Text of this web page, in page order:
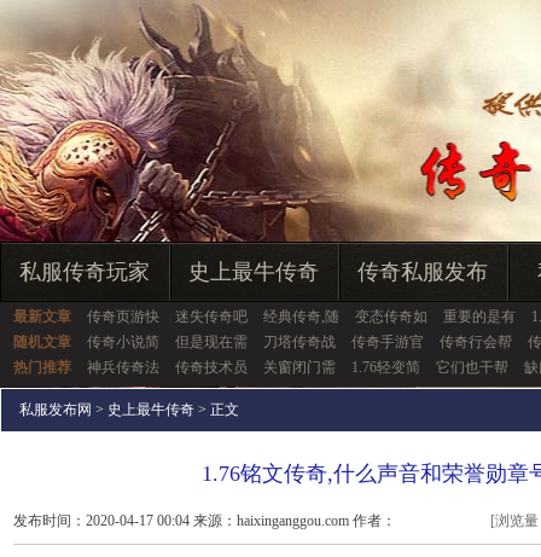
私服传奇玩家 史上最牛传奇 传奇私服发布
最新文章 传奇页游快 迷失传奇吧 经典传奇,随 变态传奇如 重要的是有
随机文章
传奇小说简 但是现在需 刀塔传奇战 传奇手游官 传奇行会帮
热门推荐
神兵传奇法 传奇技术员 关窗闭门需 1.76轻变简 它们也干帮
私服发布网 > 史上最牛传奇 > 正文
1.76铭文传奇,什么声音和荣誉勋章
发布时间：2020-04-17 00:04 来源：haixinganggou.com 作者： [浏览